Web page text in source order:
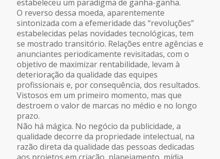
estabeleceu um paradigma de ganha-ganha.
O reverso dessa moeda, aparentemente
sintonizada com a efemeridade das “revoluções”
estabelecidas pelas novidades tecnológicas, tem
se mostrado transitório. Relações entre agências e
anunciantes periodicamente revisitadas, com o
objetivo de maximizar rentabilidade, levam à
deterioração da qualidade das equipes
profissionais e, por consequência, dos resultados.
Vistosos em um primeiro momento, mas que
destroem o valor de marcas no médio e no longo
prazo.
Não há mágica. No negócio da publicidade, a
qualidade decorre da propriedade intelectual, na
razão direta da qualidade das pessoas dedicadas
aos projetos em criação, planejamento, mídia,